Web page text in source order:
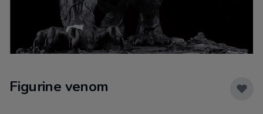
Figurine venom